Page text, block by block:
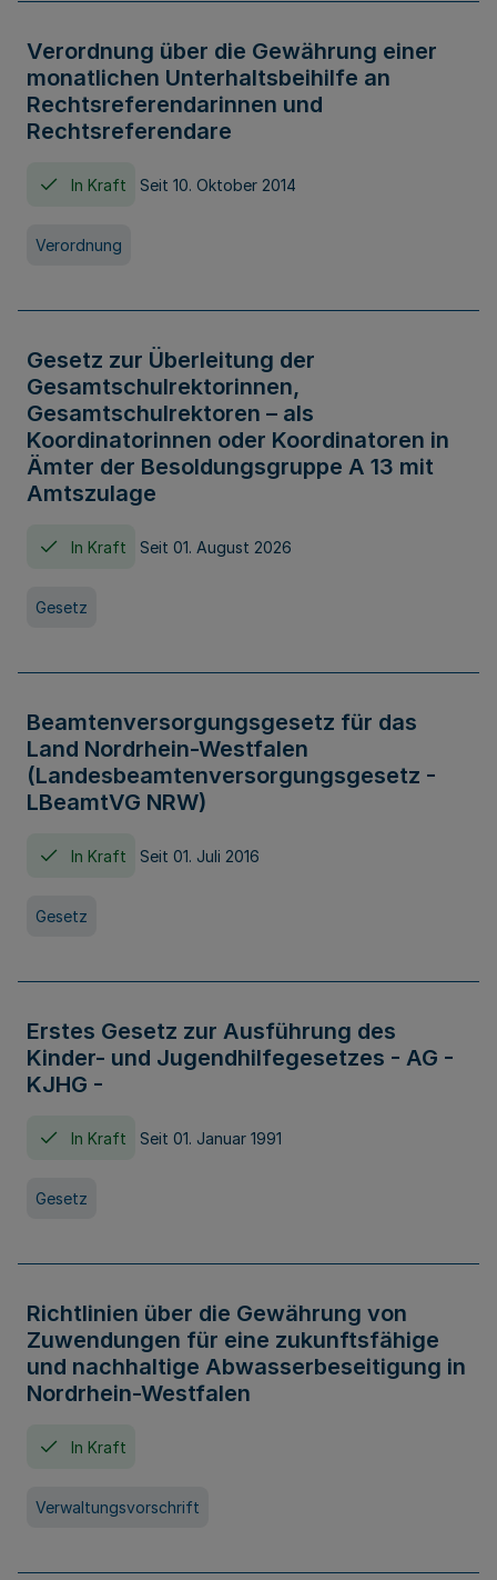
Verordnung über die Gewährung einer
monatlichen Unterhaltsbeihilfe an
Rechtsreferendarinnen und
Rechtsreferendare
In Kraft Seit 10. Oktober 2014
Verordnung
Gesetz zur Überleitung der
Gesamtschulrektorinnen,
Gesamtschulrektoren – als
Koordinatorinnen oder Koordinatoren in
Ämter der Besoldungsgruppe A 13 mit
Amtszulage
In Kraft Seit 01. August 2026
Gesetz
Beamtenversorgungsgesetz für das
Land Nordrhein-Westfalen
(Landesbeamtenversorgungsgesetz -
LBeamtVG NRW)
In Kraft Seit 01. Juli 2016
Gesetz
Erstes Gesetz zur Ausführung des
Kinder- und Jugendhilfegesetzes - AG -
KJHG -
In Kraft Seit 01. Januar 1991
Gesetz
Richtlinien über die Gewährung von
Zuwendungen für eine zukunftsfähige
und nachhaltige Abwasserbeseitigung in
Nordrhein-Westfalen
In Kraft
Verwaltungsvorschrift